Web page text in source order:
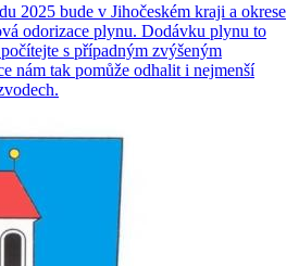
2025 bude v Jihočeském kraji a okrese
odorizace plynu. Dodávku plynu to
s případným zvýšeným
nám tak pomůže odhalit i nejmenší